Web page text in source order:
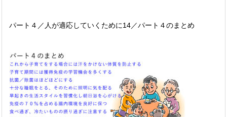
パート４／人が適応していくために14／パート４のまとめ